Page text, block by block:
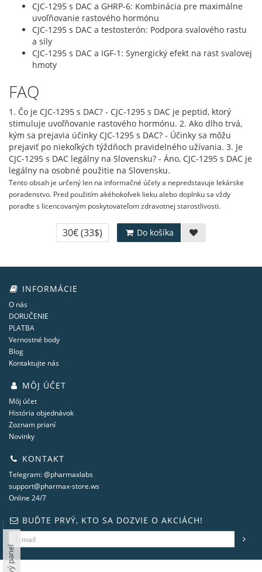
CJC-1295 s DAC a GHRP-6: Kombinácia pre maximálne
uvoľňovanie rastového hormónu
CJC-1295 s DAC a testosterón: Podpora svalového rastu
a sily
CJC-1295 s DAC a IGF-1: Synergický efekt na rast svalovej
hmoty
FAQ
1. Čo je CJC-1295 s DAC? - CJC-1295 s DAC je peptid, ktorý
stimuluje uvoľňovanie rastového hormónu. 2. Ako dlho trvá,
kým sa prejavia účinky CJC-1295 s DAC? - Účinky sa môžu
prejaviť po niekoľkých týždňoch pravidelného užívania. 3. Je
CJC-1295 s DAC legálny na Slovensku? - Áno, CJC-1295 s DAC je
legálny na osobné použitie na Slovensku.
Tento obsah je určený len na informačné účely a nepredstavuje lekárske
poradenstvo. Pred použitím akéhokoľvek lieku alebo doplnku sa vždy
poraďte s licencovaným poskytovateľom zdravotnej starostlivosti.
30€(33$) Do košíka
INFORMÁCIE
O nás
DORUČENIE
PLATBA
Vernostné body
Blog
Kontaktujte nás
MÔJ ÚČET
Môj účet
História objednávok
Zoznam prianí
Novinky
KONTAKT
Telegram: @pharmaxlabs
support@pharmax-store.ws
Online 24/7
BUĎTE PRVÝ, KTO SA DOZVIE O AKCIÁCH!